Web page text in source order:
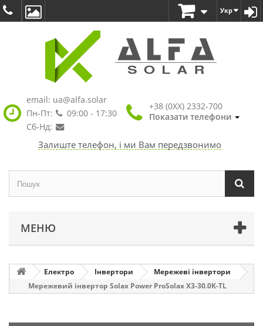
Укр
email: ua@alfa.solar
Пн-Пт:
09:00 - 17:30
Сб-Нд:
+38 (0XX) 2332-700
Показати телефони
Залиште телефон, і ми Вам передзвонимо
МЕНЮ
Електро Інвертори
Мережеві інвертори
Мережевий інвертор Solax Power ProSolax X3-30.0K-TL